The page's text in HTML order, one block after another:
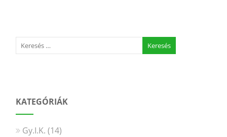
KATEGÓRIÁK
Gy.I.K. (14)